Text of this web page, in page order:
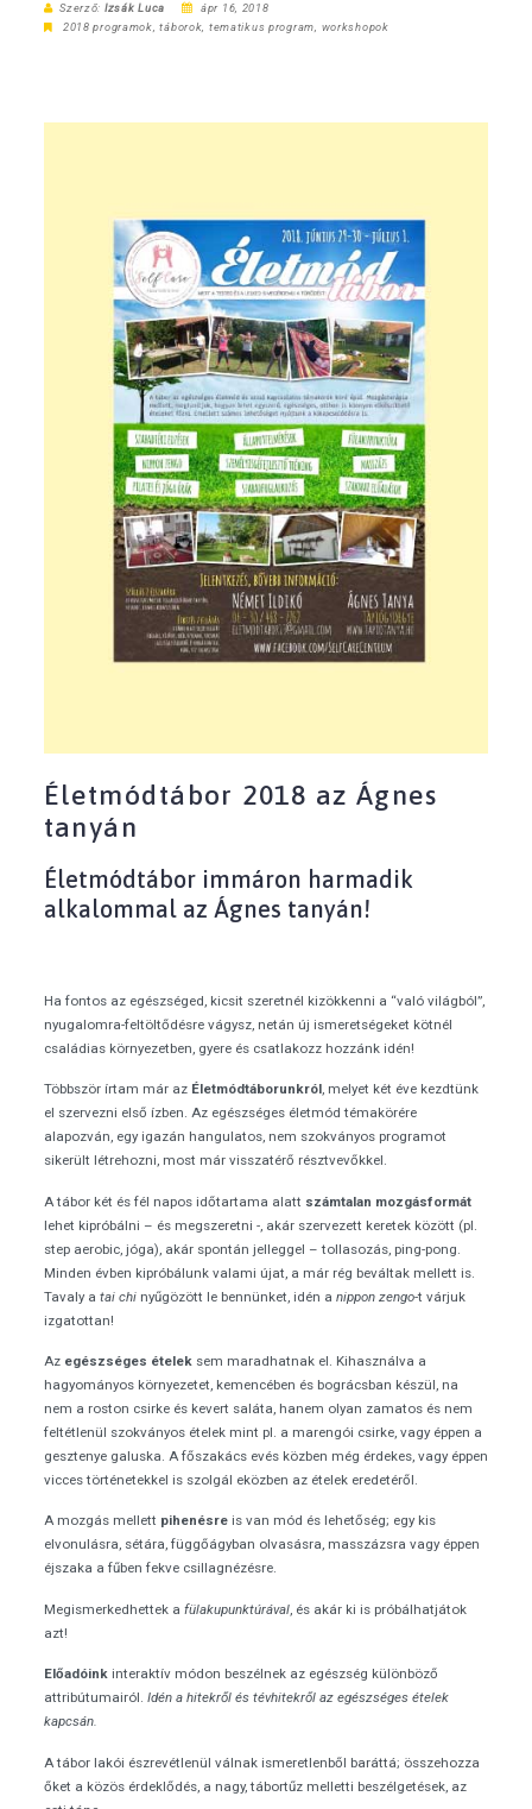
Szerző: Izsák Luca
ápr 16, 2018
2018 programok,táborok, tematikus program, workshopok
Életmódtábor 2018 az Ágnes
tanyán
Életmódtábor immáron harmadik
alkalommal az Ágnes tanyán!
Ha fontos az egészséged, kicsit szeretnél kizökkenni a “való világból”,
nyugalomra-feltöltődésre vágysz, netán új ismeretségeket kötnél
családias környezetben, gyere és csatlakozz hozzánk idén!
Többször írtam már az Életmódtáborunkról, melyet két éve kezdtünk
el szervezni első ízben. Az egészséges életmód témakörére
alapozván, egy igazán hangulatos, nem szokványos programot
sikerült létrehozni, most már visszatérő résztvevőkkel.
A tábor két és fél napos időtartama alatt számtalan mozgásformát
lehet kipróbálni – és megszeretni -, akár szervezett keretek között (pl.
step aerobic, jóga), akár spontán jelleggel – tollasozás, ping-pong.
Minden évben kipróbálunk valami újat, a már rég beváltak mellett is.
Tavaly a tai chinyűgözött le bennünket, idén a nippon zengo-t várjuk
izgatottan!
Az egészséges ételeksem maradhatnak el. Kihasználva a
hagyományos környezetet, kemencében és bográcsban készül, na
nem a roston csirke és kevert saláta, hanem olyan zamatos és nem
feltétlenül szokványos ételek mint pl. a marengói csirke, vagy éppen a
gesztenye galuska. A főszakács evés közben még érdekes, vagy éppen
vicces történetekkel is szolgál eközben az ételek eredetéről.
A mozgás mellett pihenésreis van mód és lehetőség; egy kis
elvonulásra, sétára, függőágyban olvasásra, masszázsra vagy éppen
éjszaka a fűben fekve csillagnézésre.
Megismerkedhettek a fülakupunktúrával, és akár ki is próbálhatjátok
azt!
Előadóinkinteraktív módon beszélnek az egészség különböző
attribútumairól. Idén a hitekről és tévhitekről az egészséges ételek
kapcsán.
A tábor lakói észrevétlenül válnak ismeretlenből baráttá; összehozza
őket a közös érdeklődés, a nagy, tábortűz melletti beszélgetések, az